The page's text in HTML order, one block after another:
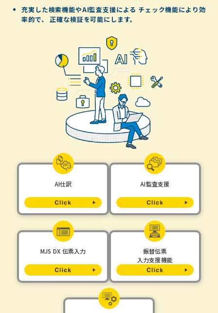
充実した検索機能やAI監査支援による チェック機能により効
率的で、
正確な検証を可能にします。
AI仕訳 AI監査支援
MJS DX 伝票入力
振替伝票
入力支援機能